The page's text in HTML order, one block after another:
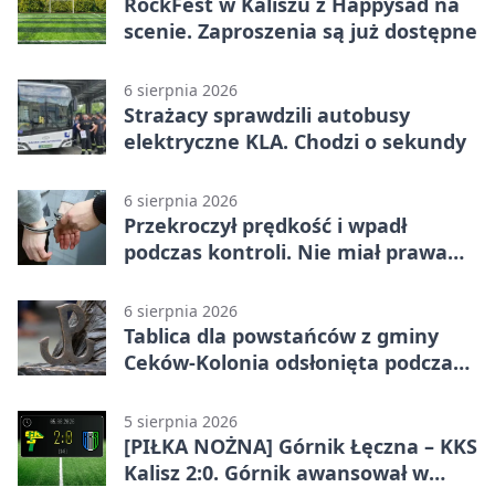
scenie. Zaproszenia są już dostępne
6 sierpnia 2026
Strażacy sprawdzili autobusy
elektryczne KLA. Chodzi o sekundy
6 sierpnia 2026
Przekroczył prędkość i wpadł
podczas kontroli. Nie miał prawa
6 sierpnia 2026
Tablica dla powstańców z gminy
Ceków-Kolonia odsłonięta podczas
5 sierpnia 2026
[PIŁKA NOŻNA] Górnik Łęczna – KKS
Kalisz 2:0. Górnik awansował w